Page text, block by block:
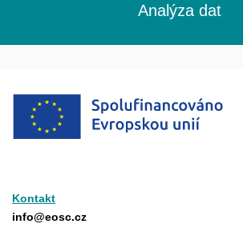
Analýza dat
Kontakt
info@eosc.cz